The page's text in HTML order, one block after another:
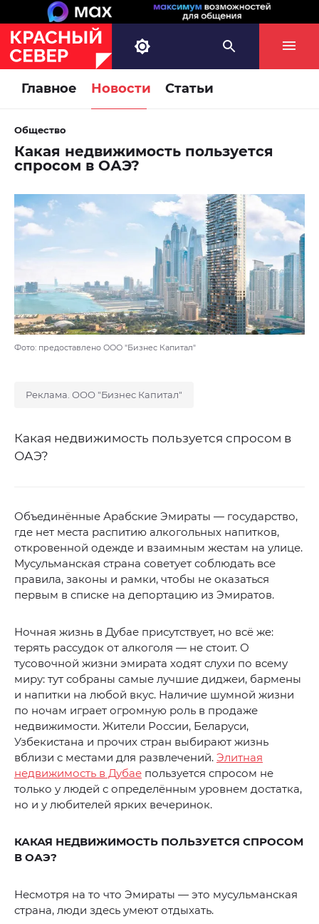
Главное Новости Статьи
Общество
Какая недвижимость пользуется
спросом в ОАЭ?
Фото: предоставлено ООО "Бизнес Капитал"
Реклама. ООО "Бизнес Капитал"
Какая недвижимость пользуется спросом в
ОАЭ?
Объединённые Арабские Эмираты — государство,
где нет места распитию алкогольных напитков,
откровенной одежде и взаимным жестам на улице.
Мусульманская страна советует соблюдать все
правила, законы и рамки, чтобы не оказаться
первым в списке на депортацию из Эмиратов.
Ночная жизнь в Дубае присутствует, но всё же:
терять рассудок от алкоголя — не стоит. О
тусовочной жизни эмирата ходят слухи по всему
миру: тут собраны самые лучшие диджеи, бармены
и напитки на любой вкус. Наличие шумной жизни
по ночам играет огромную роль в продаже
недвижимости. Жители России, Беларуси,
Узбекистана и прочих стран выбирают жизнь
вблизи с местами для развлечений. Элитная
недвижимость в Дубае пользуется спросом не
только у людей с определённым уровнем достатка,
но и у любителей ярких вечеринок.
КАКАЯ НЕДВИЖИМОСТЬ ПОЛЬЗУЕТСЯ СПРОСОМ
В ОАЭ?
Несмотря на то что Эмираты — это мусульманская
страна, люди здесь умеют отдыхать.